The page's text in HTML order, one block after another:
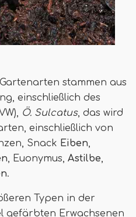
stammen aus
einschließlich des
Ö. Sulcatus, das wird
einschließlich von
Snack Eiben,
, Euonymus, Astilbe,
.
Typen in der
gefärbten Erwachsenen